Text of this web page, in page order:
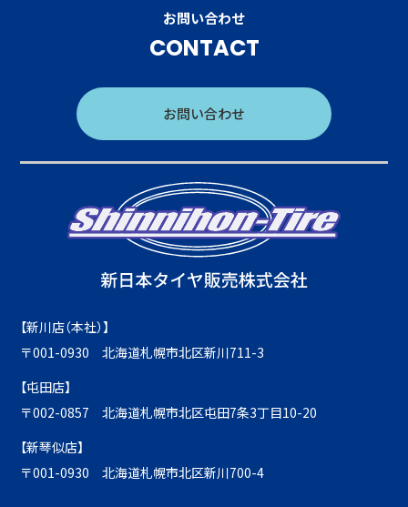
お問い合わせ
CONTACT
お問い合わせ
【新川店（本社）】
〒001-0930 北海道札幌市北区新川711-3
【屯田店】
〒002-0857 北海道札幌市北区屯田7条3丁目10-20
【新琴似店】
〒001-0930 北海道札幌市北区新川700-4